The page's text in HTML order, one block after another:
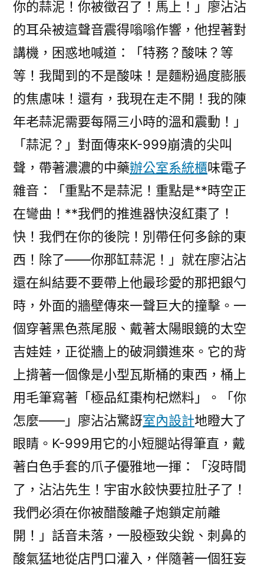
你的蒜泥！你被徵召了！馬上！」廖沾沾
的耳朵被這聲音震得嗡嗡作響，他捏著對
講機，困惑地喊道：「特務？酸味？等
等！我聞到的不是酸味！是麵粉過度膨脹
的焦慮味！還有，我現在走不開！我的陳
年老蒜泥需要每隔三小時的溫和震動！」
「蒜泥？」對面傳來K-999崩潰的尖叫
聲，帶著濃濃的中藥辦公室系統櫃味電子
雜音：「重點不是蒜泥！重點是**時空正
在彎曲！**我們的推進器快沒紅棗了！
快！我們在你的後院！別帶任何多餘的東
西！除了——你那缸蒜泥！」就在廖沾沾
還在糾結要不要帶上他最珍愛的那把銀勺
時，外面的牆壁傳來一聲巨大的撞擊。一
個穿著黑色燕尾服、戴著太陽眼鏡的太空
吉娃娃，正從牆上的破洞鑽進來。它的背
上揹著一個像是小型瓦斯桶的東西，桶上
用毛筆寫著「極品紅棗枸杞燃料」。「你
怎麼——」廖沾沾驚訝室內設計地瞪大了
眼睛。K-999用它的小短腿站得筆直，戴
著白色手套的爪子優雅地一揮：「沒時間
了，沾沾先生！宇宙水餃快要拉肚子了！
我們必須在你被醋酸離子炮鎖定前離
開！」話音未落，一股極致尖銳、刺鼻的
酸氣猛地從店門口灌入，伴隨著一個狂妄